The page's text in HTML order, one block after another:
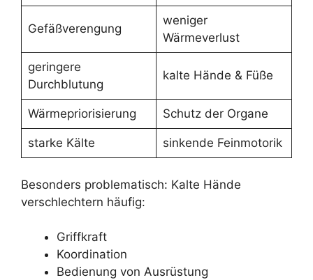
Gefäßverengung
weniger
Wärmeverlust
geringere
Durchblutung
kalte Hände & Füße
Wärmepriorisierung Schutz der Organe
starke Kälte sinkende Feinmotorik
Besonders problematisch: Kalte Hände
verschlechtern häufig:
Griffkraft
Koordination
Bedienung von Ausrüstung